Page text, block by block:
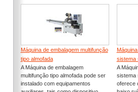
Máquina de embalagem multifunção
tipo almofada
A Máquina de embalagem
multifunção tipo almofada pode ser
instalado com equipamentos
sistema
A
sistema
oferece